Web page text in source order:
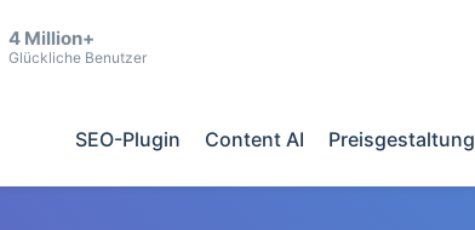
4 Million+
Glückliche Benutzer
SEO-Plugin Content AI Preisgestaltung